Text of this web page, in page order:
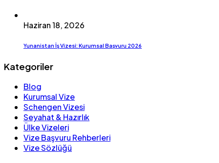
Haziran 18, 2026
Yunanistan İş Vizesi: Kurumsal Başvuru 2026
Kategoriler
Blog
Kurumsal Vize
Schengen Vizesi
Seyahat & Hazırlık
Ülke Vizeleri
Vize Başvuru Rehberleri
Vize Sözlüğü